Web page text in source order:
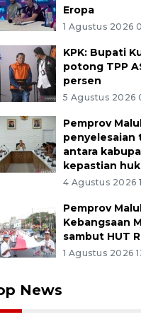
Eropa
1 Agustus 2026
KPK: Bupati
potong TPP
persen
5 Agustus 2026
Pemprov
penyelesaian
antara
kepastian
4 Agustus 2026
Pemprov
Kebangsaan
sambut HUT
1 Agustus 2026
News